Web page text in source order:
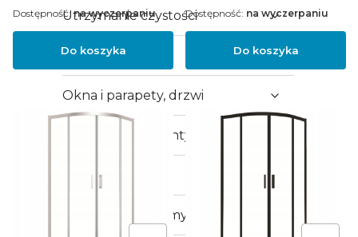
Utrzymanie czystości
Drzwi
Okna i parapety, drzwi
Klimatyzacja i wentylacja
Ogrzewanie
Ogrodzenia i bramy
Do koszyka
Dostępność:na wyczerpaniu
Do koszyka
Dostępność: na wyczerpaniu